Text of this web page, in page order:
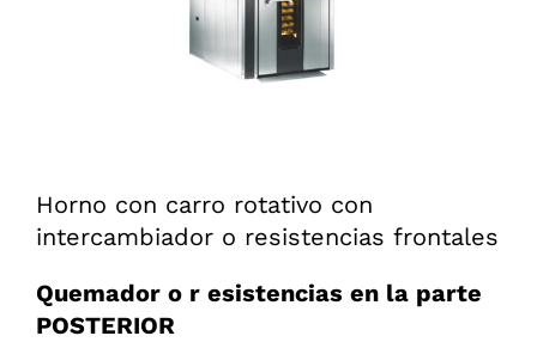
Horno con carro rotativo con
intercambiador o resistencias frontales
Quemador o r esistencias en la parte
POSTERIOR